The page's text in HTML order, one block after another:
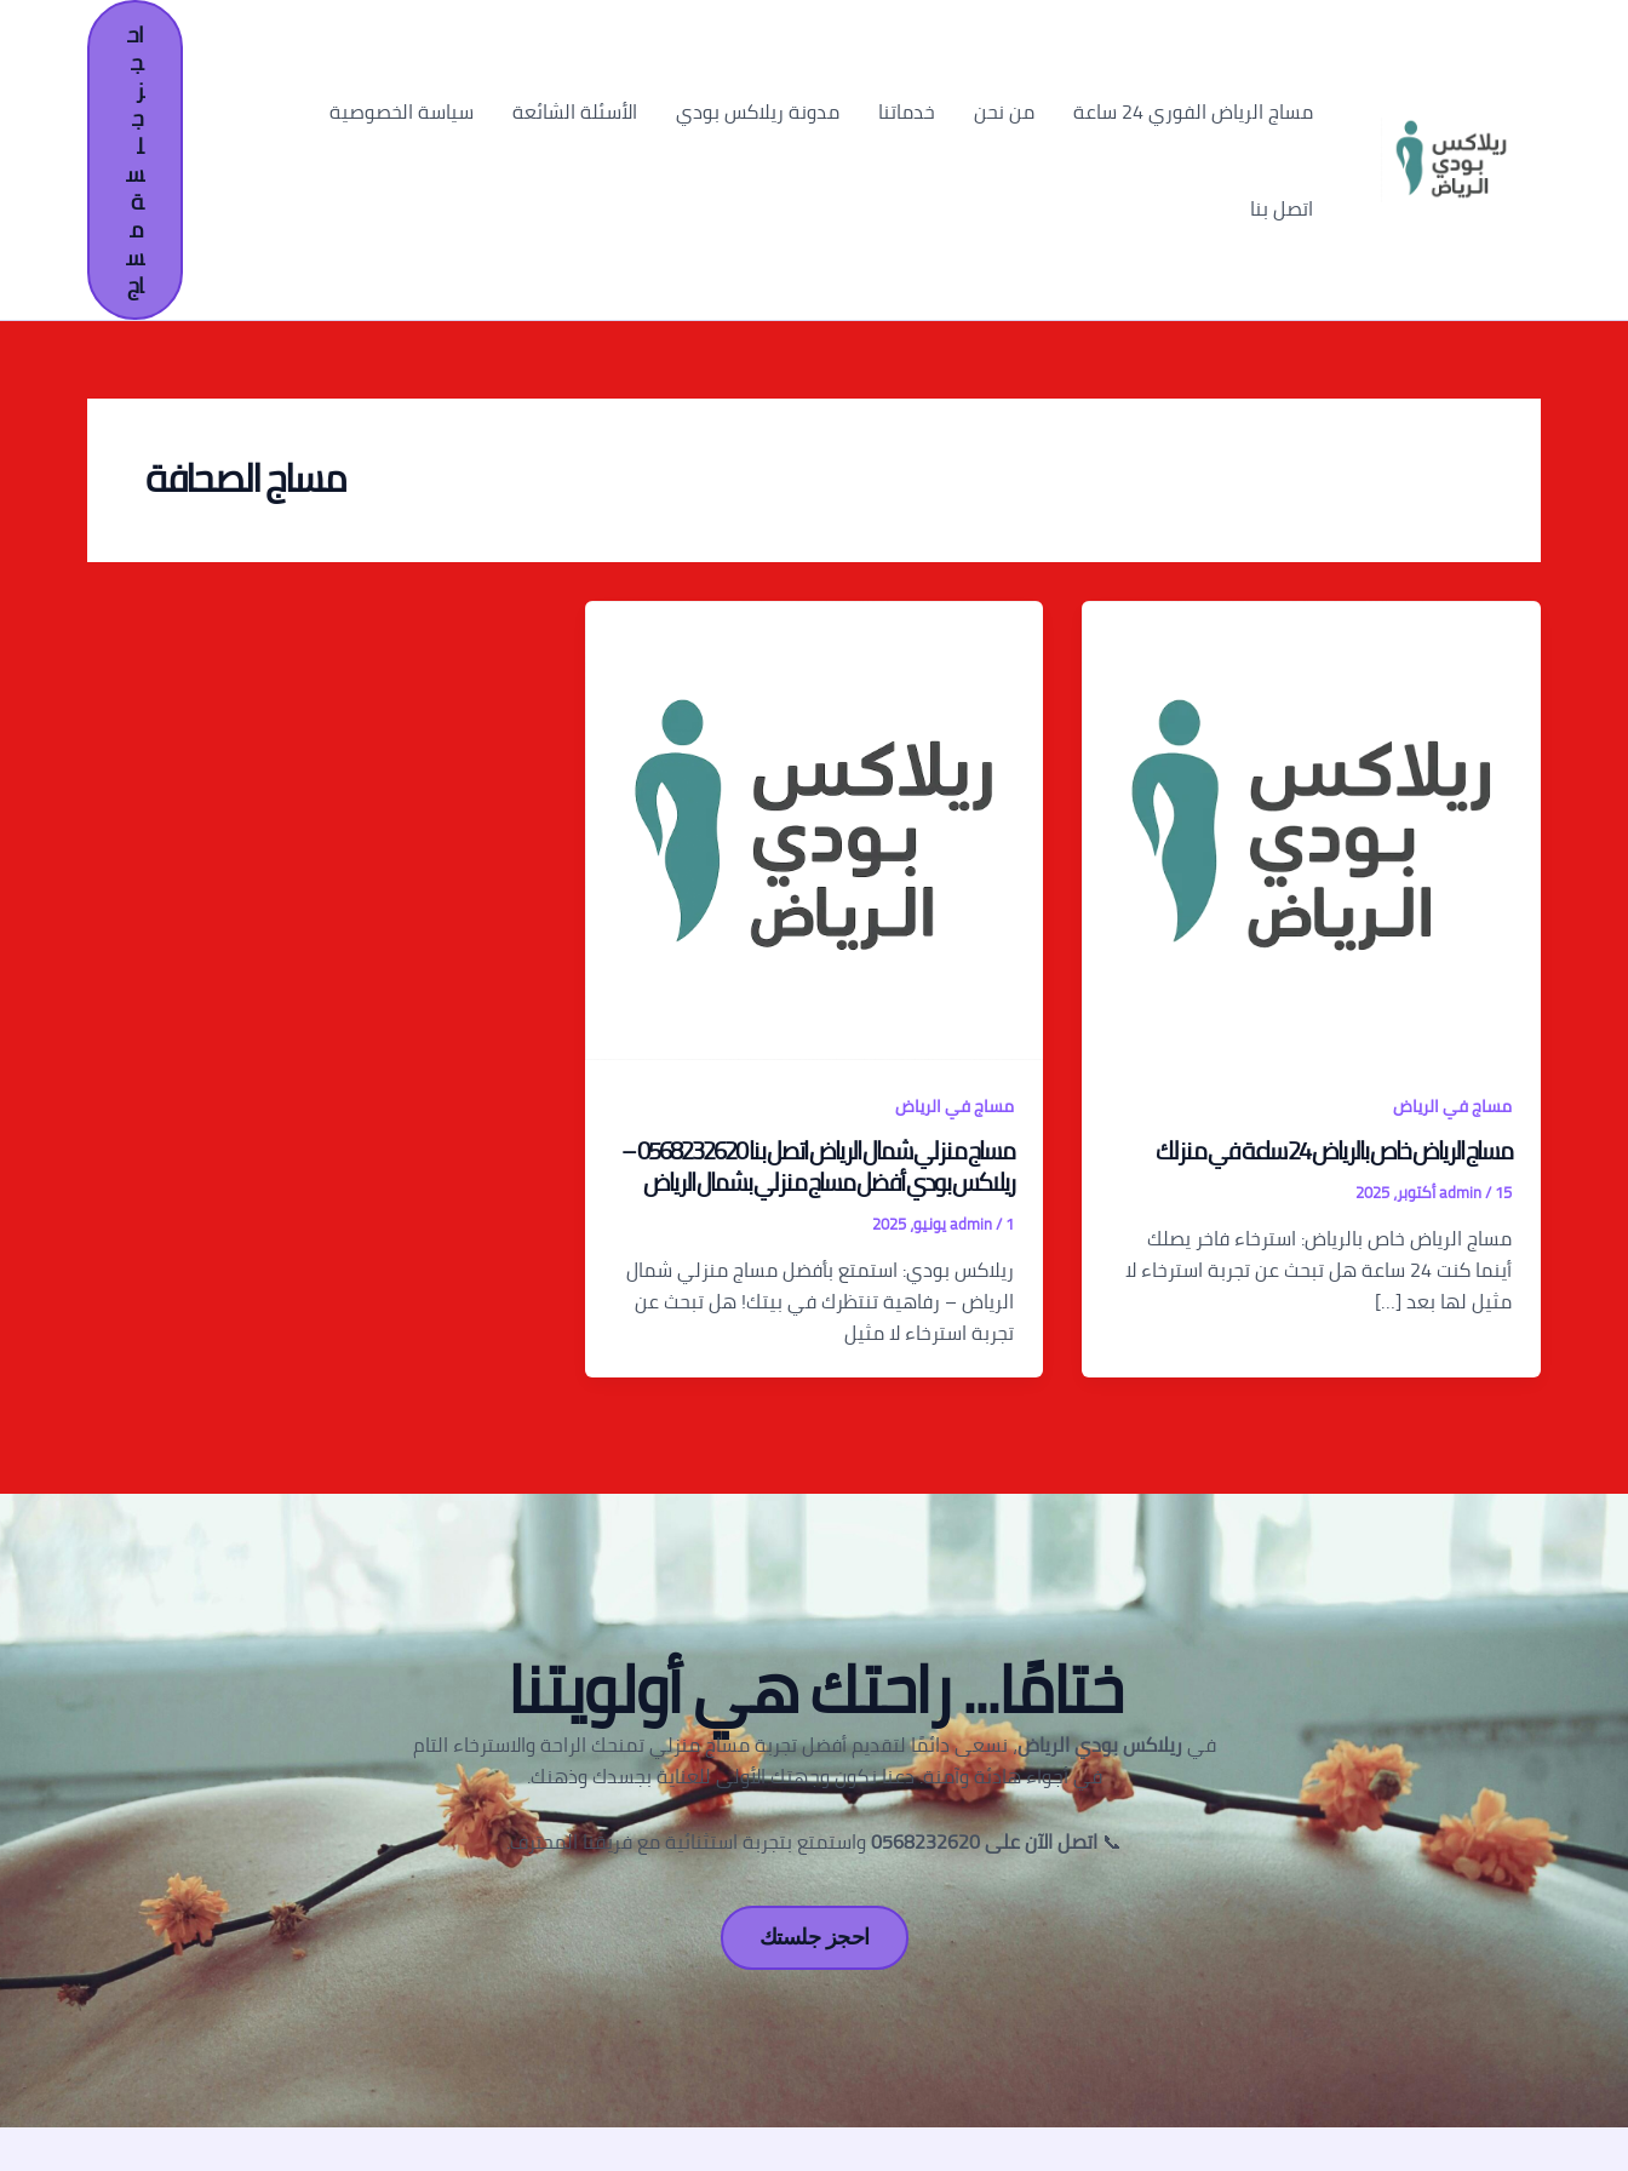
مساج الرياض الفوري 24 ساعة
من نحن خدماتنا مدونة ريلاكس بودي الأسئلة الشائعة سياسة الخصوصية
اتصل بنا
اح
ج
ز
ج
ل
س
ة
م
س
اج
مساج الصحافة
مساج في الرياض
مساج الرياض خاص بالرياض 24 ساعة في منزلك
admin/15 أكتوبر، 2025
مساج الرياض خاص بالرياض: استرخاء فاخر يصلك
أينما كنت 24 ساعة هل تبحث عن تجربة استرخاء لا
مثيل لها بعد […]
مساج في الرياض
مساج منزلي شمال الرياض اتصل بنا 0568232620 –
ريلاكس بودي أفضل مساج منزلي بشمال الرياض
admin/1 يونيو، 2025
ريلاكس بودي: استمتع بأفضل مساج منزلي شمال
الرياض – رفاهية تنتظرك في بيتك! هل تبحث عن
تجربة استرخاء لا مثيل
ختامًا... راحتك هي أولويتنا فيريلاكس بودي الرياض، نسعى دائمًا لتقديم أفضل تجربة مساج منزلي تمنحك الراحة والاسترخاء التام
في أجواء هادئة وآمنة. دعنا نكون وجهتك الأولى للعناية بجسدك وذهنك.
📞اتصل الآن على 0568232620 واستمتع بتجربة استثنائية مع فريقنا المحترف.
احجز جلستك